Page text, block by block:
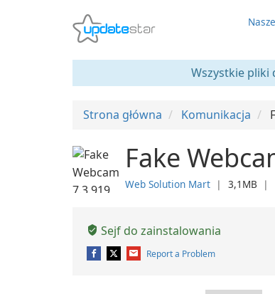
Wszystkie pliki
Strona główna Komunikacja
Fake
Web Solution Mart ❘ 3,1MB ❘
Sejf do zainstalowania
Report a Problem